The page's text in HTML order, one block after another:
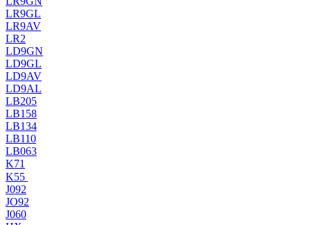
LR9GL
LR9AV
LR2
LD9GN
LD9GL
LD9AV
LD9AL
LB205
LB158
LB134
LB110
LB063
K71
K55
J092
JO92
J060